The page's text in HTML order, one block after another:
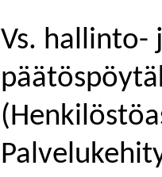
Vs. hallinto-